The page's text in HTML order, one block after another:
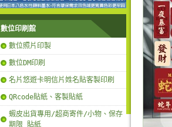
數位印刷館
數位照片印製
數位DM印刷
名片悠遊卡明信片姓名貼客製印刷
QRcode貼紙、客製貼紙
蝦皮出貨專用/超商寄件/小物、保存
期限 貼紙